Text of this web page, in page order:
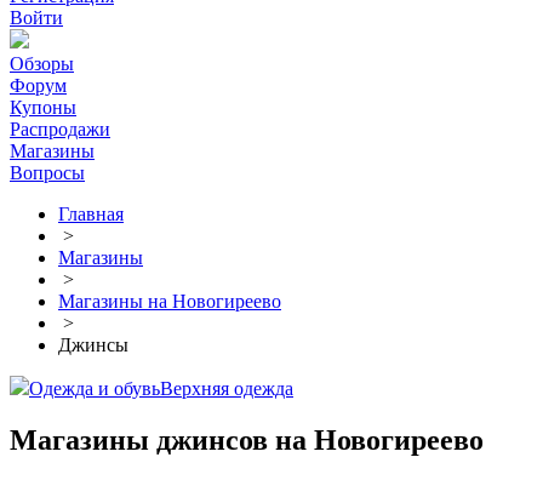
Войти
Обзоры
Форум
Купоны
Распродажи
Магазины
Вопросы
Главная
>
Магазины
>
Магазины на Новогиреево
>
Джинсы
Одежда и обувьВерхняя одежда
Магазины джинсов на Новогиреево